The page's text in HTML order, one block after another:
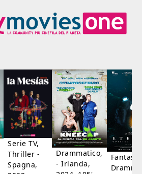
Serie TV,
Thriller -
Spagna,
Drammatico,
- Irlanda,